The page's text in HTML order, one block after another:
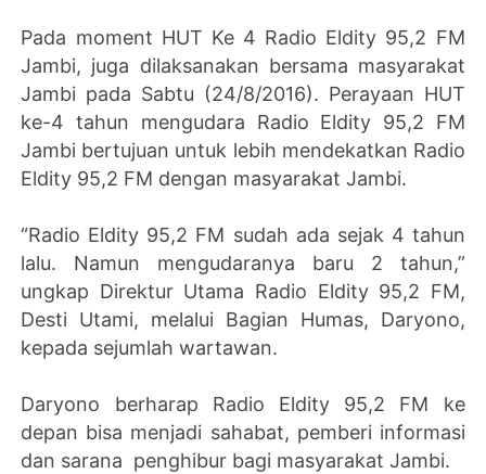
Pada moment HUT Ke 4 Radio Eldity 95,2 FM
Jambi, juga dilaksanakan bersama masyarakat
Jambi pada Sabtu (24/8/2016). Perayaan HUT
ke-4 tahun mengudara Radio Eldity 95,2 FM
Jambi bertujuan untuk lebih mendekatkan Radio
Eldity 95,2 FM dengan masyarakat Jambi.
“Radio Eldity 95,2 FM sudah ada sejak 4 tahun
lalu. Namun mengudaranya baru 2 tahun,”
ungkap Direktur Utama Radio Eldity 95,2 FM,
Desti Utami, melalui Bagian Humas, Daryono,
kepada sejumlah wartawan.
Daryono berharap Radio Eldity 95,2 FM ke
depan bisa menjadi sahabat, pemberi informasi
dan sarana penghibur bagi masyarakat Jambi.